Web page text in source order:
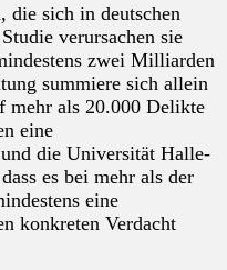
die sich in deutschen
verursachen sie
zwei Milliarden
summiere sich allein
mehr als 20.000 Delikte
eine
die Universität Halle-
es bei mehr als der
eine
konkreten Verdacht